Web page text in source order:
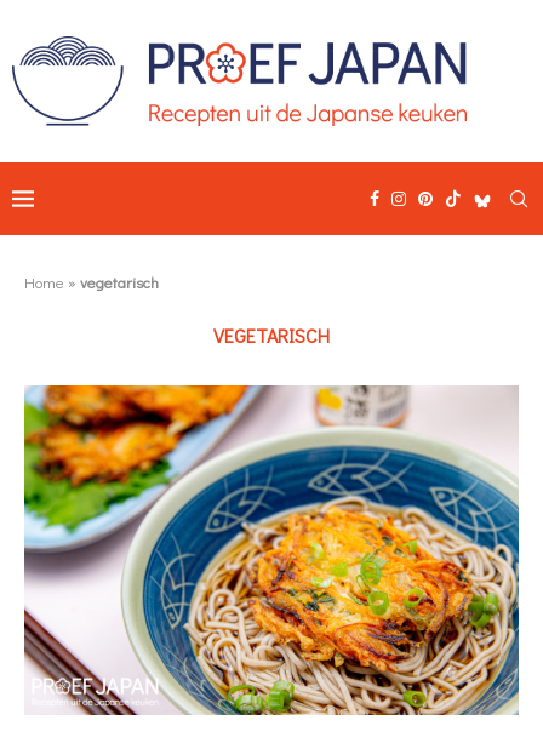
Home » vegetarisch
VEGETARISCH